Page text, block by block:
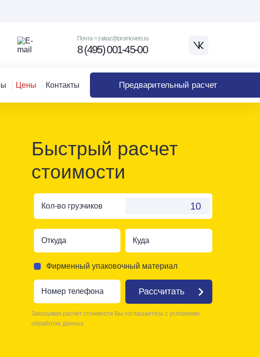
Почта > zakaz@promovers.ru
8 (495) 001-45-00
Цены Контакты Предварительный расчет
Быстрый расчет
стоимости
Кол-во грузчиков
Фирменный упаковочный материал
Рассчитать
Заказывая расчёт стоимости Вы соглашаетесь с условиями
обработки данных